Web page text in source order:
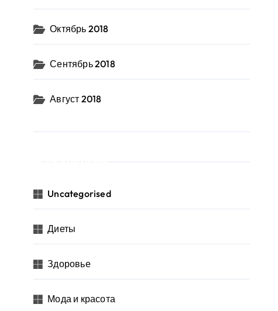
Октябрь 2018
Сентябрь 2018
Август 2018
Uncategorised
Диеты
Здоровье
Мода и красота